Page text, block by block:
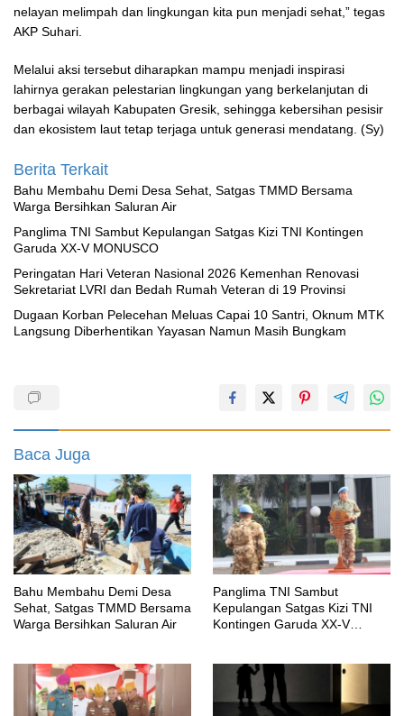
nelayan melimpah dan lingkungan kita pun menjadi sehat,” tegas
AKP Suhari.
Melalui aksi tersebut diharapkan mampu menjadi inspirasi
lahirnya gerakan pelestarian lingkungan yang berkelanjutan di
berbagai wilayah Kabupaten Gresik, sehingga kebersihan pesisir
dan ekosistem laut tetap terjaga untuk generasi mendatang. (Sy)
Berita Terkait
Bahu Membahu Demi Desa Sehat, Satgas TMMD Bersama
Warga Bersihkan Saluran Air
Panglima TNI Sambut Kepulangan Satgas Kizi TNI Kontingen
Garuda XX-V MONUSCO
Peringatan Hari Veteran Nasional 2026 Kemenhan Renovasi
Sekretariat LVRI dan Bedah Rumah Veteran di 19 Provinsi
‎Dugaan Korban Pelecehan Meluas Capai 10 Santri, Oknum MTK
Langsung Diberhentikan Yayasan Namun Masih Bungkam
Baca Juga
Bahu Membahu Demi Desa
Sehat, Satgas TMMD Bersama
Warga Bersihkan Saluran Air
Panglima TNI Sambut
Kepulangan Satgas Kizi TNI
Kontingen Garuda XX-V